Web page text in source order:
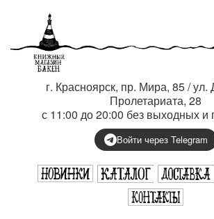
г. Красноярск, пр. Мира, 85 / ул.
Пролетариата, 28
с 11:00 до 20:00 без выходных и
Войти через Telegram